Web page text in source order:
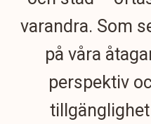
varandra. Som
på våra
perspektiv